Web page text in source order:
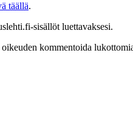
täällä.
sisällöt luettavaksesi.
kommentoida